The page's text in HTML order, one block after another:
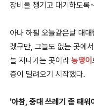
장비들 챙기고 대기하도록
아나 하필 오늘같은날 대
겠구만, 그늘도 없는 곳에
늘 지나가는 곳이라 농땡이
증이 밀려오기 시작했다.
'아참, 중대 쓰레기 좀 태워